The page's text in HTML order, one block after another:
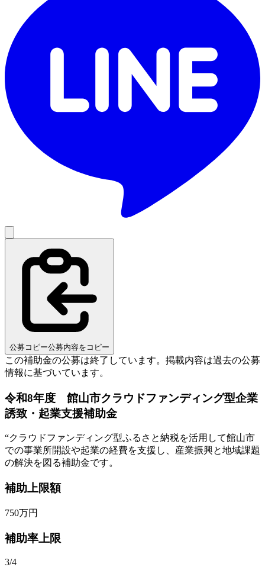
公募コピー公募内容をコピー
この補助金の公募は終了しています。 掲載内容は過去の公募
情報に基づいています。
令和8年度 館山市クラウドファンディング型企業
誘致・起業支援補助金
“クラウドファンディング型ふるさと納税を活用して館山市
での事業所開設や起業の経費を支援し、産業振興と地域課題
の解決を図る補助金です。
補助上限額
750万円
補助率上限
3/4